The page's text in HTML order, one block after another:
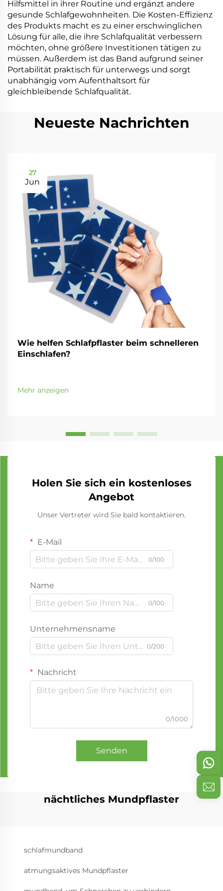
Hilfsmittel in ihrer Routine und ergänzt andere
gesunde Schlafgewohnheiten. Die Kosten-Effizienz
des Produkts macht es zu einer erschwinglichen
Lösung für alle, die ihre Schlafqualität verbessern
möchten, ohne größere Investitionen tätigen zu
müssen. Außerdem ist das Band aufgrund seiner
Portabilität praktisch für unterwegs und sorgt
unabhängig vom Aufenthaltsort für
gleichbleibende Schlafqualität.
Neueste Nachrichten
27
Jun
Wie helfen Schlafpflaster beim schnelleren
Einschlafen?
Mehr anzeigen
Holen Sie sich ein kostenloses
Angebot
Unser Vertreter wird Sie bald kontaktieren.
E-Mail
0/100
Name
0/100
Unternehmensname
0/200
Nachricht
0/1000
Senden
nächtliches Mundpflaster
schlafmundband
atmungsaktives Mundpflaster